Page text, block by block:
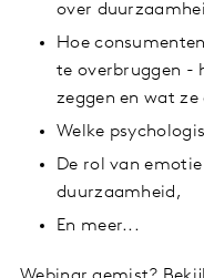
over
Hoe
te overbruggen -
zeggen en wat ze
Welke
De rol van
duurzaamheid,
En meer...